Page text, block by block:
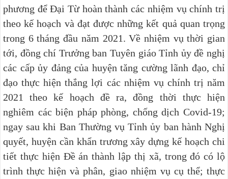
phương để Đại Từ hoàn thành các nhiệm vụ chính trị
theo kế hoạch và đạt được những kết quả quan trọng
trong 6 tháng đầu năm 2021. Về nhiệm vụ thời gian
tới, đồng chí Trưởng ban Tuyên giáo Tỉnh ủy đề nghị
các cấp ủy đảng của huyện tăng cường lãnh đạo, chỉ
đạo thực hiện thắng lợi các nhiệm vụ chính trị năm
2021 theo kế hoạch đề ra, đồng thời thực hiện
nghiêm các biện pháp phòng, chống dịch Covid-19;
ngay sau khi Ban Thường vụ Tỉnh ủy ban hành Nghị
quyết, huyện cần khẩn trương xây dựng kế hoạch chi
tiết thực hiện Đề án thành lập thị xã, trong đó có lộ
trình thực hiện và phân, giao nhiệm vụ cụ thể; thực